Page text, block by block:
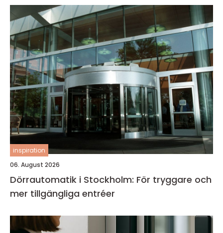
inspiration
06. August 2026
Dörrautomatik i Stockholm: För tryggare och
mer tillgängliga entréer